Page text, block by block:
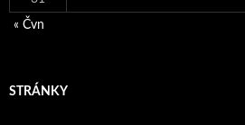
« Čvn
STRÁNKY